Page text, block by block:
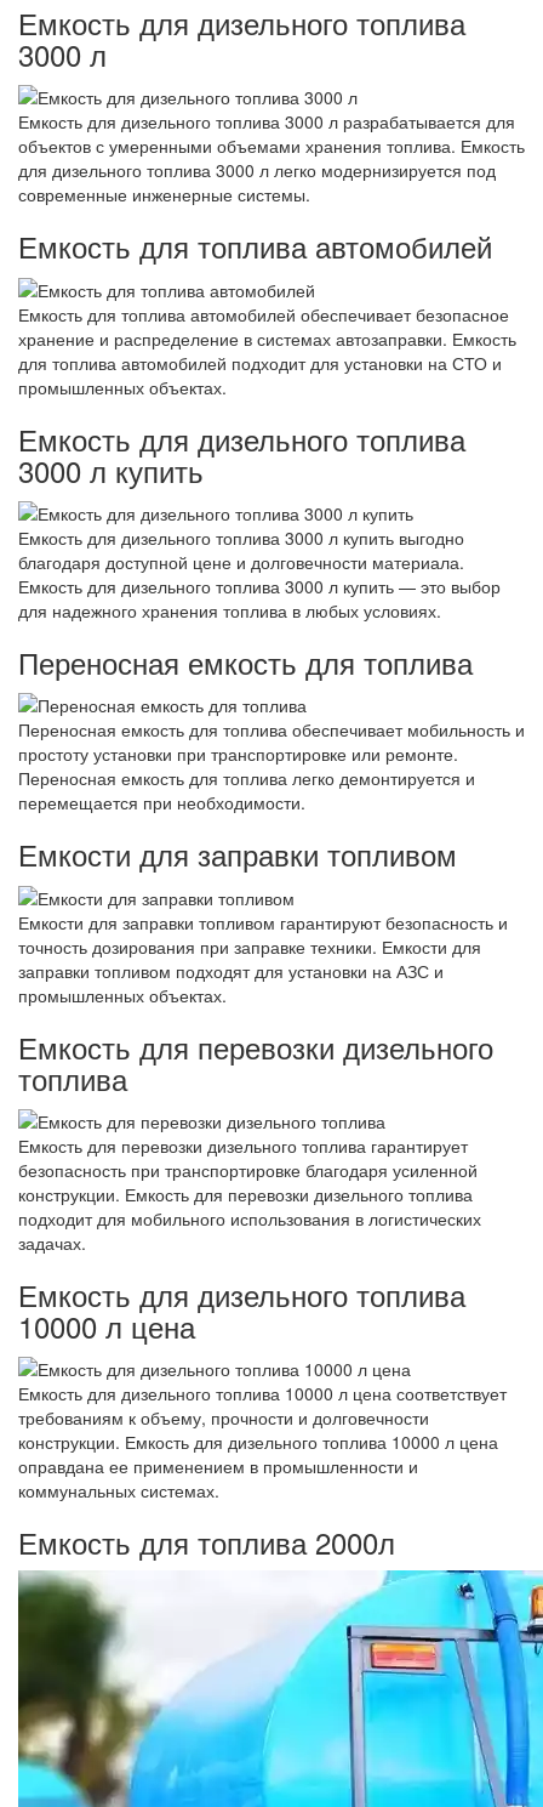
Емкость для дизельного топлива
3000 л
Емкость для дизельного топлива 3000 л разрабатывается для
объектов с умеренными объемами хранения топлива. Емкость
для дизельного топлива 3000 л легко модернизируется под
современные инженерные системы.
Емкость для топлива автомобилей
Емкость для топлива автомобилей обеспечивает безопасное
хранение и распределение в системах автозаправки. Емкость
для топлива автомобилей подходит для установки на СТО и
промышленных объектах.
Емкость для дизельного топлива
3000 л купить
Емкость для дизельного топлива 3000 л купить выгодно
благодаря доступной цене и долговечности материала.
Емкость для дизельного топлива 3000 л купить — это выбор
для надежного хранения топлива в любых условиях.
Переносная емкость для топлива
Переносная емкость для топлива обеспечивает мобильность и
простоту установки при транспортировке или ремонте.
Переносная емкость для топлива легко демонтируется и
перемещается при необходимости.
Емкости для заправки топливом
Емкости для заправки топливом гарантируют безопасность и
точность дозирования при заправке техники. Емкости для
заправки топливом подходят для установки на АЗС и
промышленных объектах.
Емкость для перевозки дизельного
топлива
Емкость для перевозки дизельного топлива гарантирует
безопасность при транспортировке благодаря усиленной
конструкции. Емкость для перевозки дизельного топлива
подходит для мобильного использования в логистических
задачах.
Емкость для дизельного топлива
10000 л цена
Емкость для дизельного топлива 10000 л цена соответствует
требованиям к объему, прочности и долговечности
конструкции. Емкость для дизельного топлива 10000 л цена
оправдана ее применением в промышленности и
коммунальных системах.
Емкость для топлива 2000л